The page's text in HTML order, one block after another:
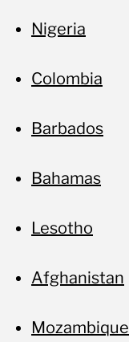
Nigeria
Colombia
Barbados
Bahamas
Lesotho
Afghanistan
Mozambique